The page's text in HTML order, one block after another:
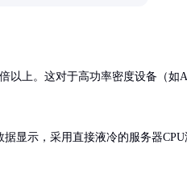
以上。这对于高功率密度设备（如
显示，采用直接液冷的服务器